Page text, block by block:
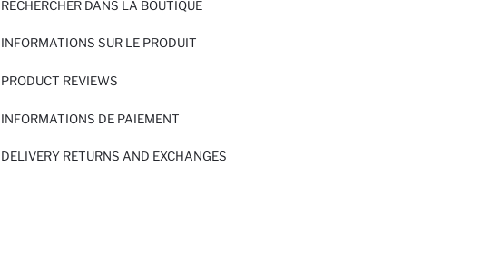
RECHERCHER DANS LA BOUTIQUE
INFORMATIONS SUR LE PRODUIT
PRODUCT REVIEWS
INFORMATIONS DE PAIEMENT
DELIVERY RETURNS AND EXCHANGES